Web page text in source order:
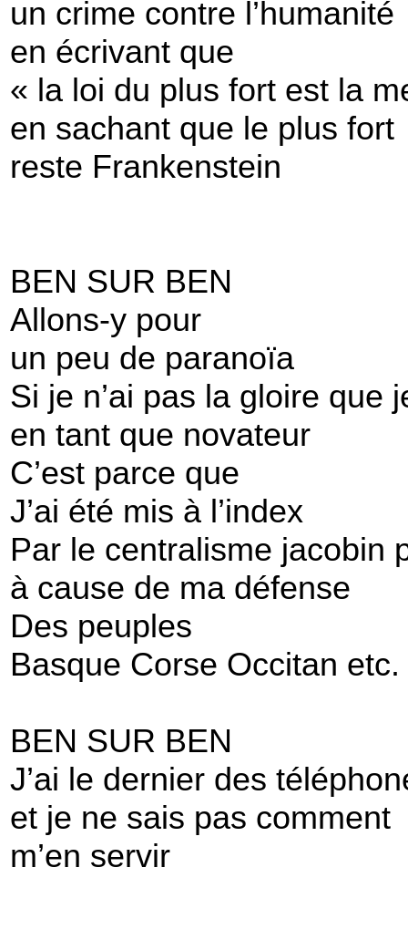
un crime contre l’humanité
en écrivant que
« la loi du plus fort est la
en sachant que le plus fort
reste Frankenstein
BEN SUR BEN
Allons-y pour
un peu de paranoïa
Si je n’ai pas la gloire que
en tant que novateur
C’est parce que
J’ai été mis à l’index
Par le centralisme jacobin
à cause de ma défense
Des peuples
Basque Corse Occitan etc.
BEN SUR BEN
J’ai le dernier des
et je ne sais pas comment
m’en servir